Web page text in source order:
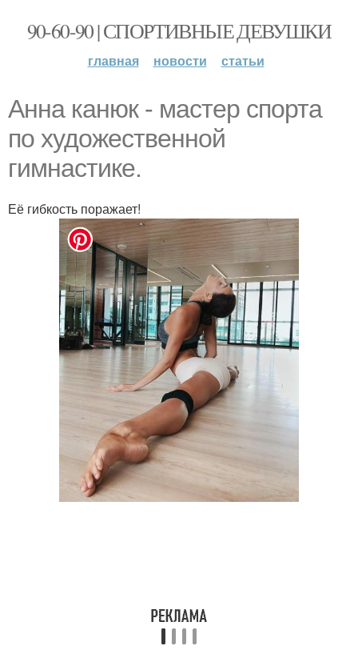
90-60-90 | СПОРТИВНЫЕ ДЕВУШКИ
главная новости статьи
Анна канюк - мастер спорта
по художественной
гимнастике.
Её гибкость поражает!